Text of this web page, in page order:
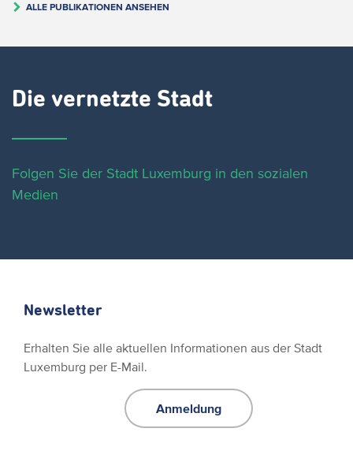
ALLE PUBLIKATIONEN ANSEHEN
Die vernetzte Stadt
Folgen Sie der Stadt Luxemburg in den sozialen
Medien
Newsletter
Erhalten Sie alle aktuellen Informationen aus der Stadt
Luxemburg per E-Mail.
Anmeldung